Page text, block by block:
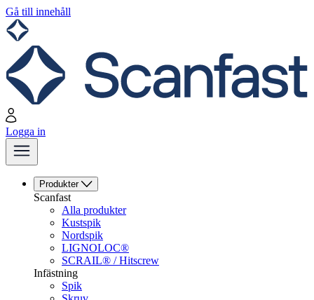
Gå till innehåll
Logga in
Produkter
Scanfast
Alla produkter
Kustspik
Nordspik
LIGNOLOC®
SCRAIL® / Hitscrew
Infästning
Spik